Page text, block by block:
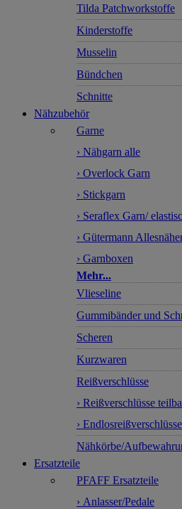
Tilda Patchworkstoffe
Kinderstoffe
Musselin
Bündchen
Schnitte
Nähzubehör
Garne
› Nähgarn alle
› Overlock Garn
› Stickgarn
› Seraflex Garn/
› Gütermann
› Garnboxen
Mehr...
Vlieseline
Gummibänder und
Scheren
Kurzwaren
Reißverschlüsse
› Reißverschlüsse
› Endlosreißverschlüsse
Nähkörbe/
Ersatzteile
PFAFF Ersatzteile
› Anlasser/Pedale